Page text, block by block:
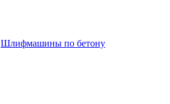
Шлифмашины по бетону